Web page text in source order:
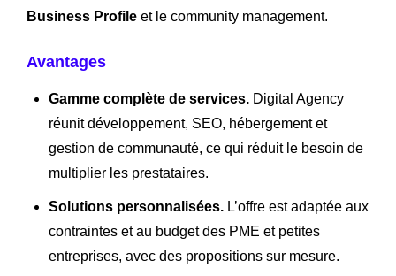
Business Profile et le community management.
Avantages
Gamme complète de services. Digital Agency
réunit développement, SEO, hébergement et
gestion de communauté, ce qui réduit le besoin de
multiplier les prestataires.
Solutions personnalisées. L’offre est adaptée aux
contraintes et au budget des PME et petites
entreprises, avec des propositions sur mesure.